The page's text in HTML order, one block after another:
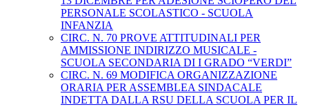
PERSONALE SCOLASTICO - SCUOLA
INFANZIA
CIRC. N. 70 PROVE ATTITUDINALI PER
AMMISSIONE INDIRIZZO MUSICALE -
SCUOLA SECONDARIA DI I GRADO “VERDI”
CIRC. N. 69 MODIFICA ORGANIZZAZIONE
ORARIA PER ASSEMBLEA SINDACALE
INDETTA DALLA RSU DELLA SCUOLA PER IL